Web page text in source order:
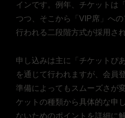
インです。例年、チケットは
つつ、そこから「VIP席」へ
行われる二段階方式が採用さ
申し込みは主に「チケットぴ
を通じて行われますが、会員
準備によってもスムーズさが
ケットの種類から具体的な申
ないためのポイントを詳細に